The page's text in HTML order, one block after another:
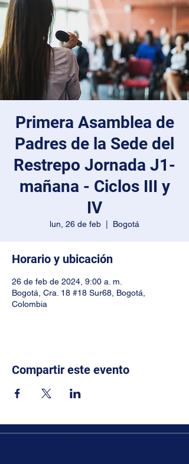
Primera Asamblea de
Padres de la Sede del
Restrepo Jornada J1-
mañana - Ciclos III y
IV
lun, 26 de feb Bogotá
Horario y ubicación
26 de feb de 2024, 9:00 a. m.
Bogotá, Cra. 18 #18 Sur68, Bogotá,
Colombia
Compartir este evento